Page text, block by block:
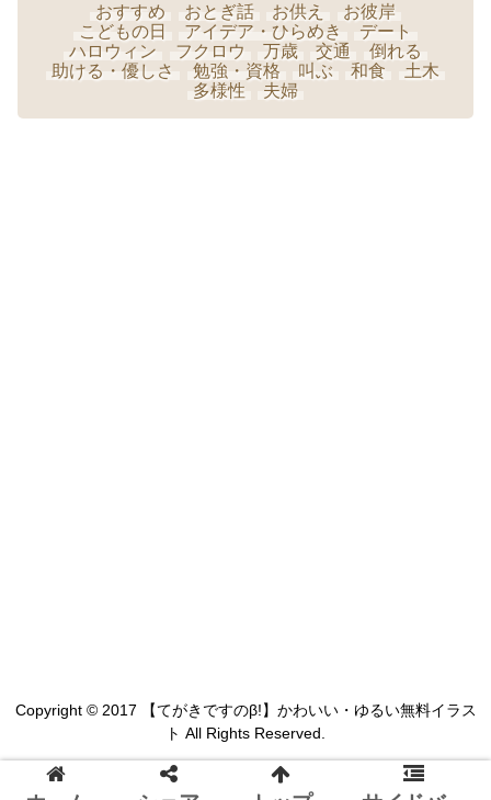
おすすめ おとぎ話 お供え
お彼岸
こどもの日
アイデア・ひらめき
デート
ハロウィン
フクロウ 万歳 交通
倒れる
助ける・優しさ
勉強・資格 叫ぶ 和食
土木
多様性
夫婦
Copyright © 2017 【てがきですのβ!】かわいい・ゆるい無料イラス
ト All Rights Reserved.